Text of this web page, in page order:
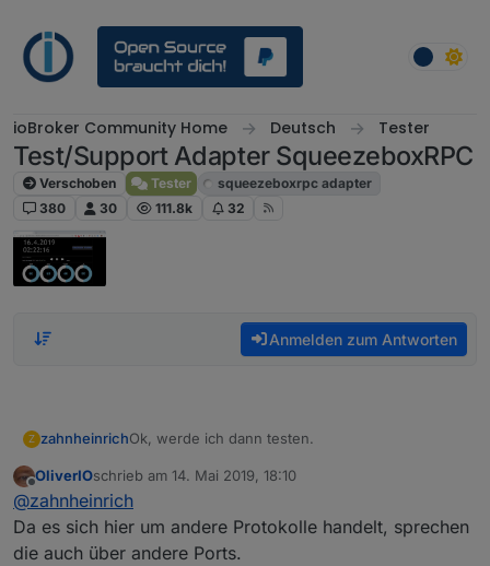
ioBroker Community Home Deutsch Tester
Test/Support Adapter SqueezeboxRPC
Verschoben Tester
squeezeboxrpc adapter
380
30 111.8k 32
Anmelden zum Antworten
Z zahnheinrichOk, werde ich dann testen.
Wie schon geschrieben, der Media Server läuft
bei mir schon lange auf den Standartports ohne
Probleme.
Der Container ist übrigens der von buanet
Offline
OliverIOschrieb am 14. Mai 2019, 18:10
zuletzt editiert von
@zahnheinrich
Da es sich hier um andere Protokolle handelt, sprechen
die auch über andere Ports.